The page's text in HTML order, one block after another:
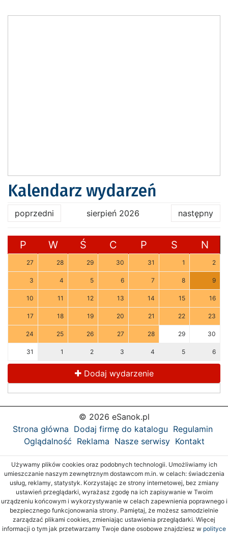
Kalendarz wydarzeń
poprzedni sierpień 2026 następny
P W Ś C P S N
27 28 29 30 31 1 2
3 4 5 6 7 8 9
10 11 12 13 14 15 16
17 18 19 20 21 22 23
24 25 26 27 28 29 30
31 1 2 3 4 5 6
Dodaj wydarzenie
© 2026 eSanok.pl
Strona główna Dodaj firmę do katalogu Regulamin
Oglądalność Reklama Nasze serwisy Kontakt
Używamy plików cookies oraz podobnych technologii. Umożliwiamy ich
umieszczanie naszym zewnętrznym dostawcom m.in. w celach: świadczenia
usług, reklamy, statystyk. Korzystając ze strony internetowej, bez zmiany
ustawień przeglądarki, wyrażasz zgodę na ich zapisywanie w Twoim
urządzeniu końcowym i wykorzystywanie w celach zapewnienia poprawnego i
bezpiecznego funkcjonowania strony. Pamiętaj, że możesz samodzielnie
zarządzać plikami cookies, zmieniając ustawienia przeglądarki. Więcej
informacji o tym jak przetwarzamy Twoje dane osobowe znajdziesz w polityce